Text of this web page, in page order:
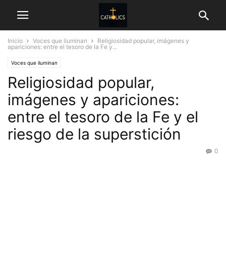
Inicio Voces que iluminan
Religiosidad popular, imágenes y
apariciones: entre el tesoro de la Fe y...
Voces que iluminan
Religiosidad popular,
imágenes y apariciones:
entre el tesoro de la Fe y el
riesgo de la superstición
0